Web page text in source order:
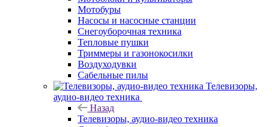
Мотобуры
Насосы и насосные станции
Снегоуборочная техника
Тепловые пушки
Триммеры и газонокосилки
Воздуходувки
Сабельные пилы
Телевизоры,
аудио-видео техника
Назад
Телевизоры, аудио-видео техника